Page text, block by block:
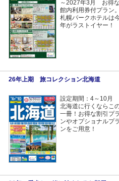
～2027年3月 お得な
館内利用券付プラン。
札幌パークホテルは
年がラストイヤー！
26年上期 旅コレクション北海道
設定期間：4～10月
北海道に行くならこ
一冊！お得な割引プラ
ンやオプショナルプラ
ンをご用意！